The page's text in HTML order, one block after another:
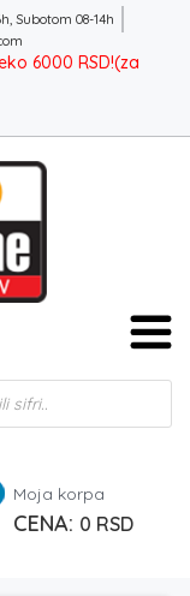
Subotom 08-14h
6000 RSD!(za
Moja korpa
0 RSD